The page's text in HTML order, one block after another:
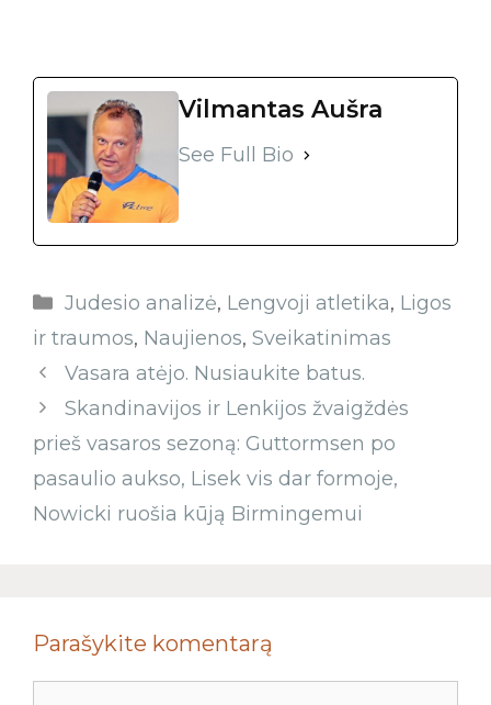
Vilmantas Aušra
See Full Bio
Judesio analizė, Lengvoji atletika, Ligos
ir traumos, Naujienos, Sveikatinimas
Vasara atėjo. Nusiaukite batus.
Skandinavijos ir Lenkijos žvaigždės
prieš vasaros sezoną: Guttormsen po
pasaulio aukso, Lisek vis dar formoje,
Nowicki ruošia kūją Birmingemui
Parašykite komentarą